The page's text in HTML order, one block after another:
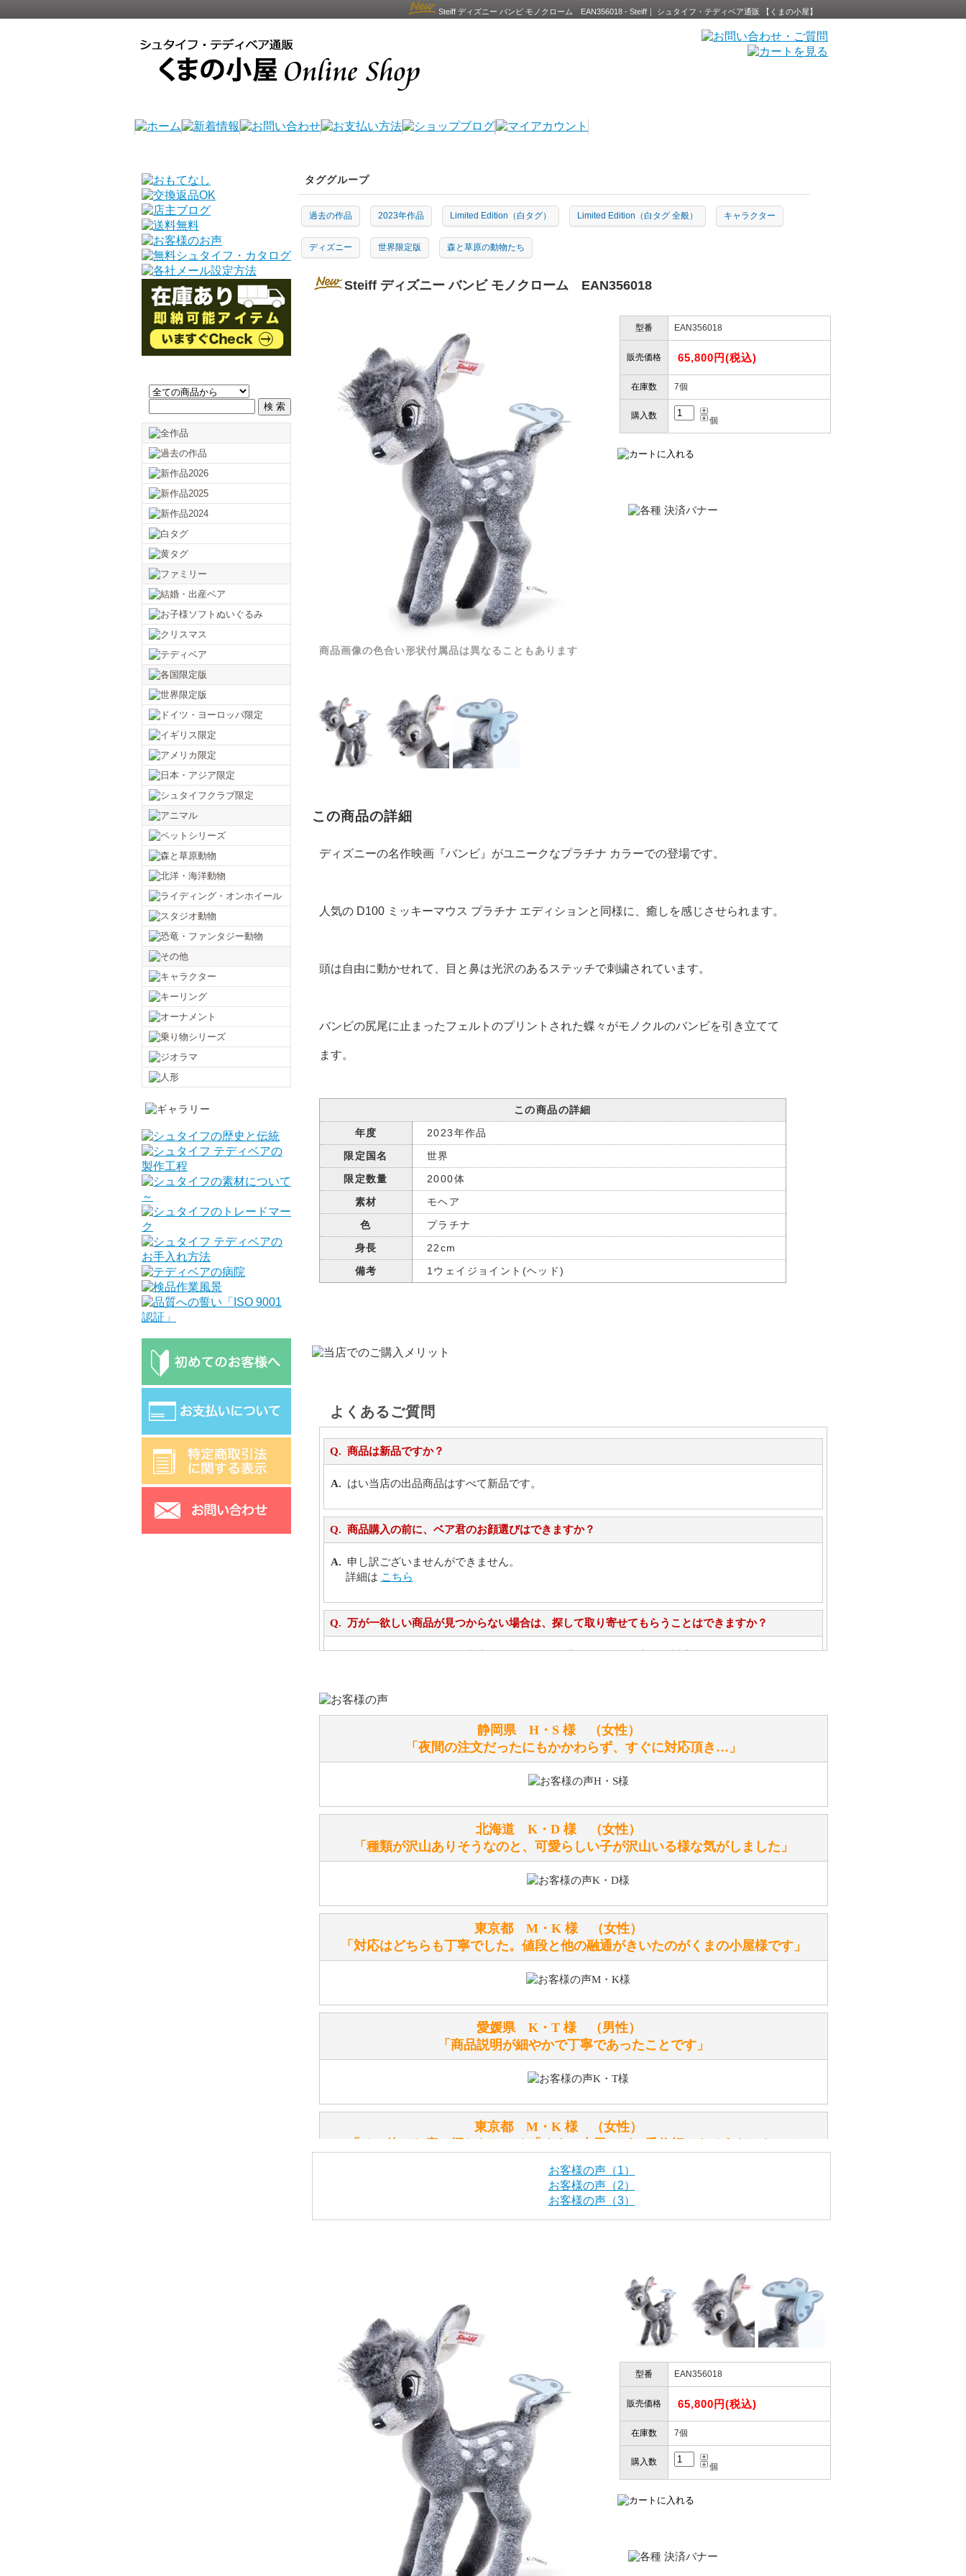
Steiff ディズニー バンビ モノクローム EAN356018 - Steiff｜ シュタイフ・テディベア通販 【くまの小屋】
タググループ
過去の作品 2023年作品 Limited Edition（白タグ） Limited Edition（白タグ 全般） キャラクター
ディズニー 世界限定版 森と草原の動物たち
Steiff ディズニー バンビ モノクローム EAN356018
商品画像の色合い形状付属品は異なることもあります
型番 EAN356018
販売価格 65,800円(税込)
在庫数 7個
購入数 個
この商品の詳細
ディズニーの名作映画『バンビ』がユニークなプラチナ カラーでの登場です。
人気の D100 ミッキーマウス プラチナ エディションと同様に、癒しを感じさせられます。
頭は自由に動かせれて、目と鼻は光沢のあるステッチで刺繍されています。
バンビの尻尾に止まったフェルトのプリントされた蝶々がモノクルのバンビを引き立てて
ます。
この商品の詳細
年度
2023年作品
限定国名
世界
限定数量
2000体
素材
モヘア
色
プラチナ
身長
22cm
備考
1ウェイジョイント(ヘッド)
よくあるご質問
商品は新品ですか？
はい当店の出品商品はすべて新品です。
商品購入の前に、ベア君のお顔選びはできますか？
申し訳ございませんができません。
詳細は こちら
万が一欲しい商品が見つからない場合は、探して取り寄せてもらうことはできますか？
シュタイフのぬいぐるみは洗濯できますか？ ぬいぐるみのお手入れ方法を教えてください。
洗濯できるのとできないのがあります。
こちらをご覧ください。
シリアルNO付きやクラブ限定などいろいろと意味があります。
詳しくはこちらをご覧ください。
テディベアを横にすると音が鳴ります、なぜでしょうか？
シュタイフのテディベアには、鳴くタイプのテディベアがいます。
お腹の中にグロウラーという部品を内臓しています。
体をねかせたりおこしたりすると「グーグー」と鳴くタイプを『グロウラー』といいます。
テディベアのお腹を押すと「キュッキュッ」と音が鳴ります、なぜでしょうか？
シュタイフのテディベアには、おなかを押すと「キュッキュッ」と音が鳴る『スクエーカー』が
シュタイフ社製品の実物を見ることはできますか？
当店はネット販売ですので実物をお見せすることができません。
商品は直接海外から届くのですか。受取の際、関税などはかかりますか？
商品は全て当店へ入荷させたのち欠品を行いお客様宅へお届けします。
関税はすべて当店にて処理しますのでお客様のご負担は一切ありません。
商品が届くまでにはどのくらいの期間がかかりますか？
国内で一度検品をしますので、決済確認後、２～４週間でのお届けとなります。
尚、オーダー注文の場合は４～８週間でのお届けとなります。
（稀に、通関手続き等に時間がかかり、納期が遅れる場合がありますので、ご了承の程よろしく
お願い致します。）
注文のキャンセルは可能ですか？
お取り寄せ商品となっておりますため、仕入先へ発注後のキャンセルは受け付けかねます。
静岡県 H・S 様 （女性）
「夜間の注文だったにもかかわらず、すぐに対応頂き…」
北海道 K・D 様 （女性）
「種類が沢山ありそうなのと、可愛らしい子が沢山いる様な気がしました」
東京都 M・K 様 （女性）
「対応はどちらも丁寧でした。値段と他の融通がきいたのがくまの小屋様です」
愛媛県 K・T 様 （男性）
「商品説明が細やかで丁寧であったことです」
東京都 M・K 様 （女性）
千葉県 U・Y 様 （女性）
「ChatGPTを利用したところ「くまの小屋」さんを紹介され…」
埼玉県 S・W 様
「送られる際にメールなどで届けて頂きとても安心感がありました」
大阪府 Y・W 様 （男性）
「取り扱っているNetショップで一番信用出来そうだった」
お客様の声（1）
お客様の声（2）
お客様の声（3）
型番 EAN356018
販売価格 65,800円(税込)
在庫数 7個
購入数 個